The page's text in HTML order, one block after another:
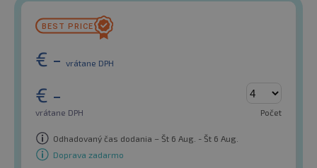
€ - vrátane DPH
€ -
vrátane DPH Počet
Odhadovaný čas dodania – Št 6 Aug. - Št 6 Aug.
Doprava zadarmo